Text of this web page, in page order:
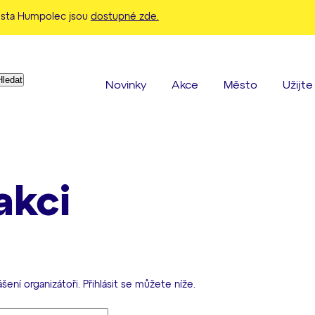
Humpolec jsou dostupné zde.
Když jsou k dispozici výsledky z našeptávače, použijte šipky
Novinky Akce Město Užijte
organizátoři. Přihlásit se můžete níže.